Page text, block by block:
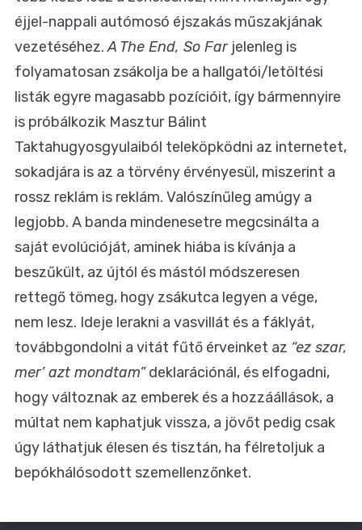
éjjel-nappali autómosó éjszakás műszakjának
vezetéséhez.A The End, So Farjelenleg is
folyamatosan zsákolja be a hallgatói/letöltési
listák egyre magasabb pozícióit, így bármennyire
is próbálkozik Masztur Bálint
Taktahugyosgyulaiból teleköpködni az internetet,
sokadjára is az a törvény érvényesül, miszerint a
rossz reklám is reklám. Valószínűleg amúgy a
legjobb. A banda mindenesetre megcsinálta a
saját evolúcióját, aminek hiába is kívánja a
beszűkült, az újtól és mástól módszeresen
rettegő tömeg, hogy zsákutca legyen a vége,
nem lesz. Ideje lerakni a vasvillát és a fáklyát,
továbbgondolni a vitát fűtő érveinket az “ez szar,
mer’ azt mondtam”deklarációnál, és elfogadni,
hogy változnak az emberek és a hozzáállások, a
múltat nem kaphatjuk vissza, a jövőt pedig csak
úgy láthatjuk élesen és tisztán, ha félretoljuk a
bepókhálósodott szemellenzőnket.